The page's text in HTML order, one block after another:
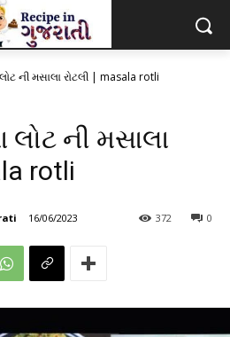
ની મસાલા રોટલી | masala rotli
લોટ ની મસાલા
rotli
16/06/2023 0
372